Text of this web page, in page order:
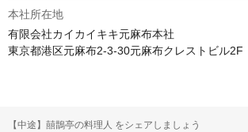
本社所在地
有限会社カイカイキキ元麻布本社
東京都港区元麻布2-3-30元麻布クレストビル2F
【中途】囍鵲亭の料理人 をシェアしましょう